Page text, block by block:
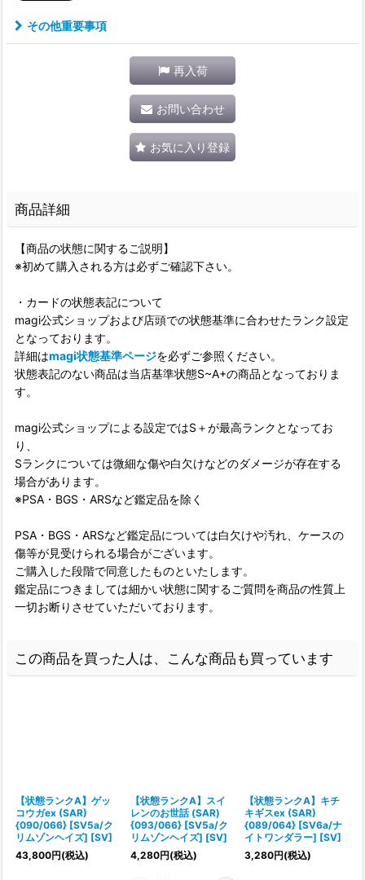
その他重要事項
再入荷
お問い合わせ
お気に入り登録
商品詳細
【商品の状態に関するご説明】
※初めて購入される方は必ずご確認下さい。
・カードの状態表記について
magi公式ショップおよび店頭での状態基準に合わせたランク設定
となっております。
詳細はmagi状態基準ページを必ずご参照ください。
状態表記のない商品は当店基準状態S~A+の商品となっておりま
す。
magi公式ショップによる設定ではS＋が最高ランクとなってお
り、
Sランクについては微細な傷や白欠けなどのダメージが存在する
場合があります。
※PSA・BGS・ARSなど鑑定品を除く
PSA・BGS・ARSなど鑑定品については白欠けや汚れ、ケースの
傷等が見受けられる場合がございます。
ご購入した段階で同意したものといたします。
鑑定品につきましては細かい状態に関するご質問を商品の性質上
一切お断りさせていただいております。
この商品を買った人は、こんな商品も買っています
【状態ランクA】ゲッ
コウガex (SAR)
{090/066} [SV5a/ク
リムゾンヘイズ] [SV]
43,800円(税込)
【状態ランクA】スイ
レンのお世話 (SAR)
{093/066} [SV5a/ク
リムゾンヘイズ] [SV]
4,280円(税込)
【状態ランクA】キチ
キギスex (SAR)
{089/064} [SV6a/ナ
イトワンダラー] [SV]
3,280円(税込)